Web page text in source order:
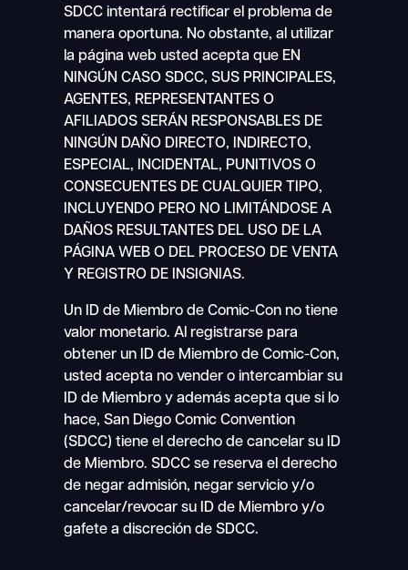
SDCC intentará rectificar el problema de
manera oportuna. No obstante, al utilizar
la página web usted acepta que EN
NINGÚN CASO SDCC, SUS PRINCIPALES,
AGENTES, REPRESENTANTES O
AFILIADOS SERÁN RESPONSABLES DE
NINGÚN DAÑO DIRECTO, INDIRECTO,
ESPECIAL, INCIDENTAL, PUNITIVOS O
CONSECUENTES DE CUALQUIER TIPO,
INCLUYENDO PERO NO LIMITÁNDOSE A
DAÑOS RESULTANTES DEL USO DE LA
PÁGINA WEB O DEL PROCESO DE VENTA
Y REGISTRO DE INSIGNIAS.
Un ID de Miembro de Comic-Con no tiene
valor monetario. Al registrarse para
obtener un ID de Miembro de Comic-Con,
usted acepta no vender o intercambiar su
ID de Miembro y además acepta que si lo
hace, San Diego Comic Convention
(SDCC) tiene el derecho de cancelar su ID
de Miembro. SDCC se reserva el derecho
de negar admisión, negar servicio y/o
cancelar/revocar su ID de Miembro y/o
gafete a discreción de SDCC.